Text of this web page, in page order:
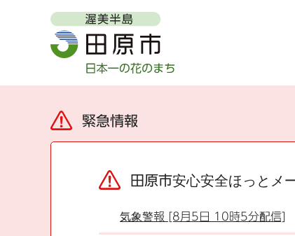
緊急情報
田原市安心安全ほっとメ
気象警報 [8月5日 10時5分配信]